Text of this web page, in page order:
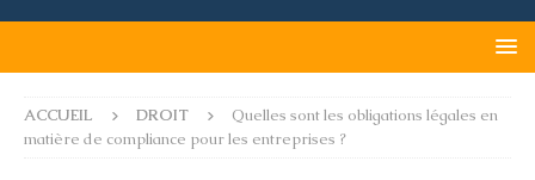
ACCUEIL DROIT
Quelles sont les obligations légales en
matière de compliance pour les entreprises ?